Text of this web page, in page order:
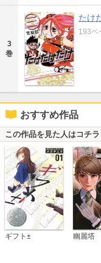
3
巻
たけ
193ペ
おすすめ作品
この作品を見た人はコチ
ギフト± 幽麗塔